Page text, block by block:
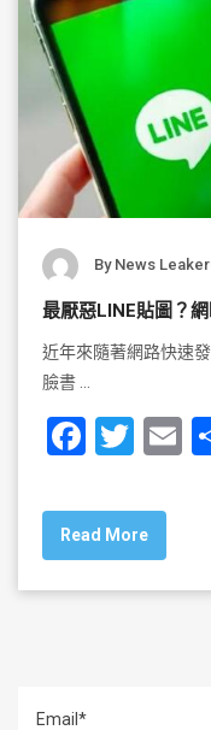
By News
最厭惡LINE貼圖？
近年來隨著網路快速
臉書 …
F
c
e
b
k
T
tt
er
E
Read More
Email*